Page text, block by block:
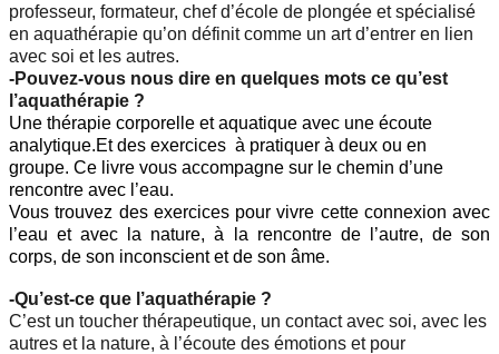
professeur, formateur, chef d’école de plongée et spécialisé
en aquathérapie qu’on définit comme un art d’entrer en lien
avec soi et les autres.
-Pouvez-vous nous dire en quelques mots ce qu’est
l’aquathérapie ?
Une thérapie corporelle et aquatique avec une écoute
analytique.Et des exercices à pratiquer à deux ou en
groupe. Ce livre vous accompagne sur le chemin d’une
rencontre avec l’eau.
Vous trouvez des exercices pour vivre cette connexion avec
l’eau et avec la nature, à la rencontre de l’autre, de son
corps, de son inconscient et de son âme.
-Qu’est-ce que l’aquathérapie ?
C’est un toucher thérapeutique, un contact avec soi, avec les
autres et la nature, à l’écoute des émotions et pour